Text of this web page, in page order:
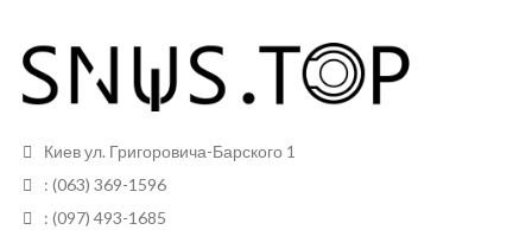
Вид Белый
банке
Грамм в банке
Киев ул. Григоровича-Барского 1
: (063) 369-1596
: (097) 493-1685